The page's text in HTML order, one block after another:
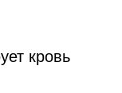
кровь